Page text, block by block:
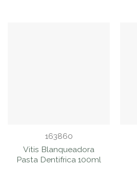
163860
Vitis Blanqueadora
Pasta Dentifrica 100ml